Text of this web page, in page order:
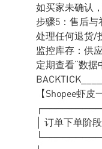
如买家未确认
步骤5：售后与
处理任何退货/
监控库存：供
定期查看“数据
【Shopee虾
│ 订单下单阶